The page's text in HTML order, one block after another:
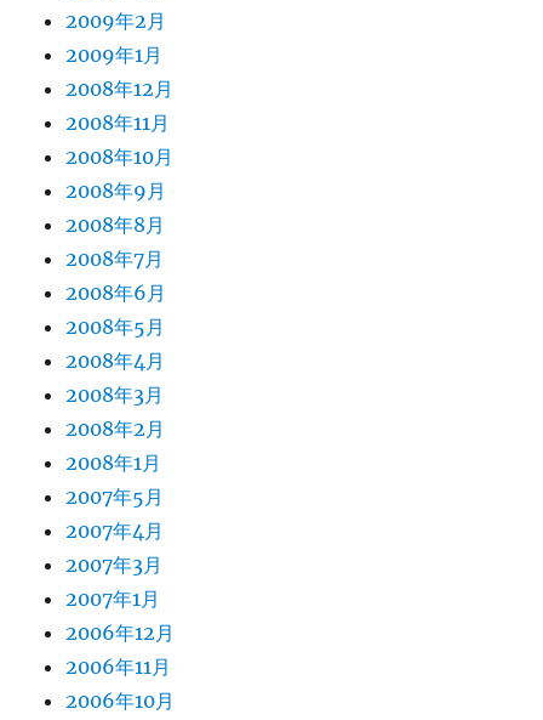
2009年2月
2009年1月
2008年12月
2008年11月
2008年10月
2008年9月
2008年8月
2008年7月
2008年6月
2008年5月
2008年4月
2008年3月
2008年2月
2008年1月
2007年5月
2007年4月
2007年3月
2007年1月
2006年12月
2006年11月
2006年10月